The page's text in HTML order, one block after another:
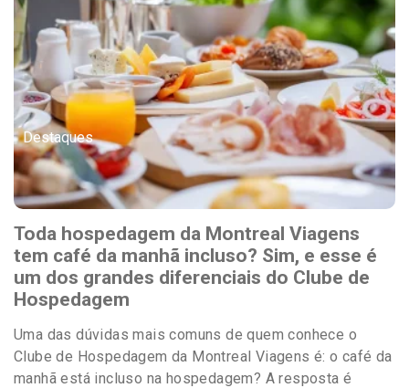
Destaques
Toda hospedagem da Montreal Viagens
tem café da manhã incluso? Sim, e esse é
um dos grandes diferenciais do Clube de
Hospedagem
Uma das dúvidas mais comuns de quem conhece o
Clube de Hospedagem da Montreal Viagens é: o café da
manhã está incluso na hospedagem? A resposta é